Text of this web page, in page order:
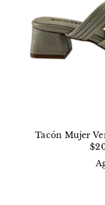
Tacón Mujer